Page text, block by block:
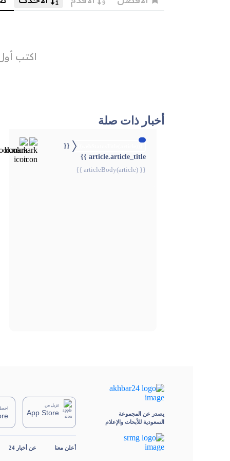
أخبار ذات صلة
{{
article.article_title }}
{{ articleBody(article) }}
يصدر عن المجموعة
السعودية للأبحاث والإعلام
تنزيل من
App Store
أعلن معنا عن أخبار 24